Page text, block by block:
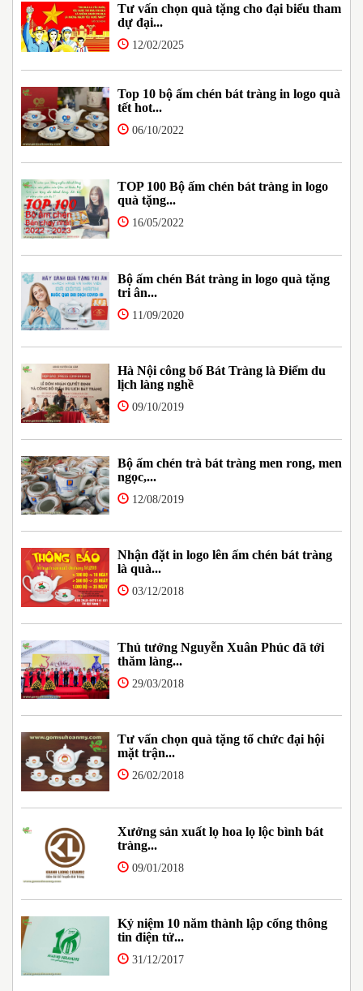
Tư vấn chọn quà tặng cho đại biểu tham
dự đại...
12/02/2025
Top 10 bộ ấm chén bát tràng in logo quà
tết hot...
06/10/2022
TOP 100 Bộ ấm chén bát tràng in logo
quà tặng...
16/05/2022
Bộ ấm chén Bát tràng in logo quà tặng
tri ân...
11/09/2020
Hà Nội công bố Bát Tràng là Điểm du
lịch làng nghề
09/10/2019
Bộ ấm chén trà bát tràng men rong, men
ngọc,...
12/08/2019
Nhận đặt in logo lên ấm chén bát tràng
là quà...
03/12/2018
Thủ tướng Nguyễn Xuân Phúc đã tới
thăm làng...
29/03/2018
Tư vấn chọn quà tặng tổ chức đại hội
mặt trận...
26/02/2018
Xưởng sản xuất lọ hoa lọ lộc bình bát
tràng...
09/01/2018
Kỷ niệm 10 năm thành lập cổng thông
tin điện tử...
31/12/2017